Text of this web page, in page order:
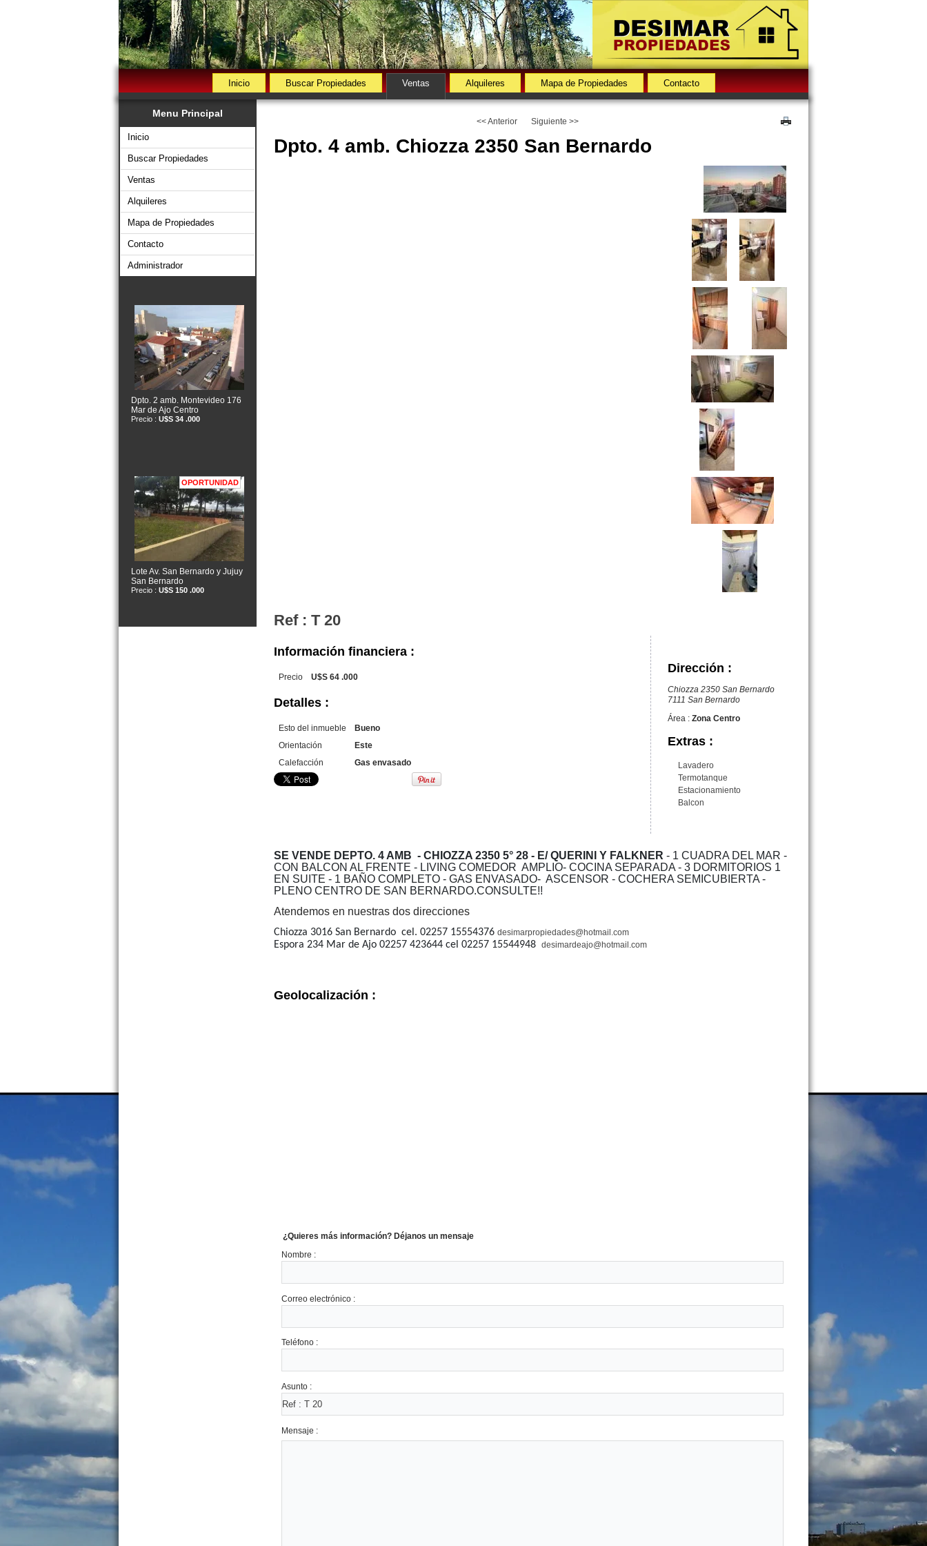
Inicio Buscar Propiedades Ventas Alquileres Mapa de Propiedades Contacto
Menu Principal
Inicio
Buscar Propiedades
Ventas
Alquileres
Mapa de Propiedades
Contacto
Administrador
Dpto. 2 amb. Montevideo 176
Mar de Ajo Centro
Precio : U$S 34 .000
Lote Av. San Bernardo y Jujuy
San Bernardo
OPORTUNIDAD
Precio : U$S 150 .000
<< Anterior Siguiente >>
Dpto. 4 amb. Chiozza 2350 San Bernardo
Ref : T 20
Dirección :
Chiozza 2350 San Bernardo
7111 San Bernardo
Área : Zona Centro
Extras :
Lavadero
Termotanque
Estacionamiento
Balcon
Información financiera :
Precio U$S 64 .000
Detalles :
Esto del inmueble
Bueno
Orientación
Este
Calefacción
Gas envasado
SE VENDE DEPTO. 4 AMB - CHIOZZA 2350 5° 28 - E/ QUERINI Y FALKNER - 1 CUADRA DEL MAR -
CON BALCON AL FRENTE - LIVING COMEDOR AMPLIO- COCINA SEPARADA - 3 DORMITORIOS 1
EN SUITE - 1 BAÑO COMPLETO - GAS ENVASADO- ASCENSOR - COCHERA SEMICUBIERTA -
PLENO CENTRO DE SAN BERNARDO.CONSULTE!!
Atendemos en nuestras dos direcciones
Chiozza 3016 San Bernardo cel. 02257 15554376 desimarpropiedades@hotmail.com
Espora 234 Mar de Ajo 02257 423644 cel 02257 15544948 desimardeajo@hotmail.com
Geolocalización :
¿Quieres más información? Déjanos un mensaje
Nombre :
Correo electrónico :
Teléfono :
Asunto :
Mensaje :